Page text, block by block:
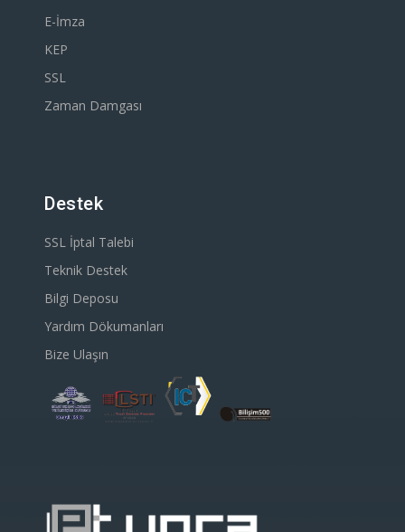
E-İmza
KEP
SSL
Zaman Damgası
Destek
SSL İptal Talebi
Teknik Destek
Bilgi Deposu
Yardım Dökumanları
Bize Ulaşın